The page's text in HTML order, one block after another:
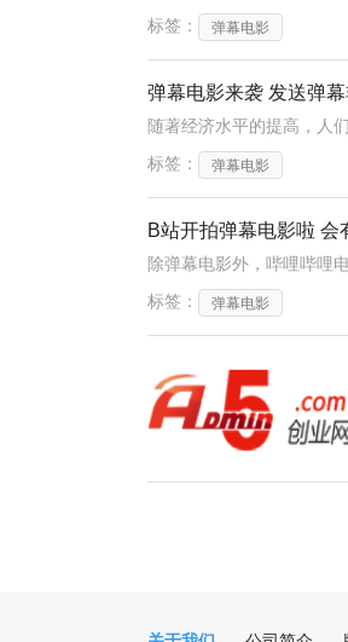
标签：
弹幕电影
弹幕电影来袭 发送弹
标签：
弹幕电影
B站开拍弹幕电影啦 会
标签：
弹幕电影